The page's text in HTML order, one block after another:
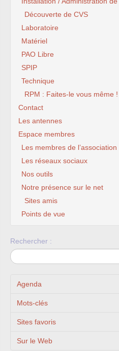
Découverte de CVS
Laboratoire
Matériel
PAO Libre
SPIP
Technique
RPM : Faites-le vous même !
Contact
Les antennes
Espace membres
Les membres de l’association
Les réseaux sociaux
Nos outils
Notre présence sur le net
Sites amis
Points de vue
Rechercher :
Agenda
Mots-clés
Sites favoris
Sur le Web